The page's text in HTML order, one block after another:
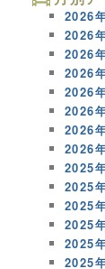
2026
2026
2026
2026
2026
2026
2026
2026
2025
2025
2025
2025
2025
2025